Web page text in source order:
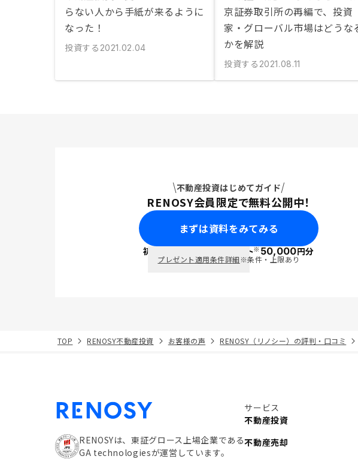
らない人から手紙が来るように
なった！
投資する 2021.02.04
京証券取引所の再編で、投資
家・グローバル市場はどうな
かを解説
投資する 2021.08.11
不動産投資はじめてガイド
RENOSY会員限定で無料公開中！
まずは資料をみてみる
初回面談で ポイント※50,000円分
プレゼント適用条件詳細※条件・上限あり
TOP RENOSY不動産投資 お客様の声 RENOSY（リノシー）の評判・口コミ
RENOSYは、東証グロース上場企業である
GA technologiesが運営しています。
サービス
不動産投資
不動産売却